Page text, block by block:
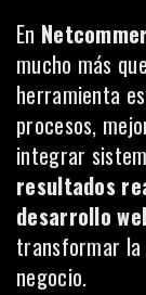
En
mucho más
herramienta
procesos,
integrar
resultados
desarrollo
transformar
negocio.